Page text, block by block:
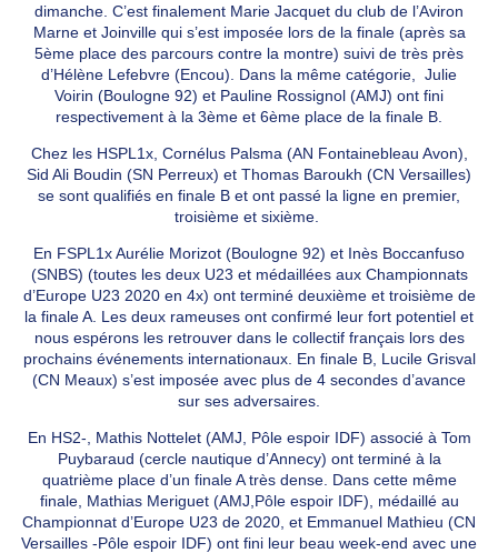
dimanche. C’est finalement Marie Jacquet du club de l’Aviron
Marne et Joinville qui s’est imposée lors de la finale (après sa
5ème place des parcours contre la montre) suivi de très près
d’Hélène Lefebvre (Encou). Dans la même catégorie, Julie
Voirin (Boulogne 92) et Pauline Rossignol (AMJ) ont fini
respectivement à la 3ème et 6ème place de la finale B.
Chez les HSPL1x, Cornélus Palsma (AN Fontainebleau Avon),
Sid Ali Boudin (SN Perreux) et Thomas Baroukh (CN Versailles)
se sont qualifiés en finale B et ont passé la ligne en premier,
troisième et sixième.
En FSPL1x Aurélie Morizot (Boulogne 92) et Inès Boccanfuso
(SNBS) (toutes les deux U23 et médaillées aux Championnats
d’Europe U23 2020 en 4x) ont terminé deuxième et troisième de
la finale A. Les deux rameuses ont confirmé leur fort potentiel et
nous espérons les retrouver dans le collectif français lors des
prochains événements internationaux. En finale B, Lucile Grisval
(CN Meaux) s’est imposée avec plus de 4 secondes d’avance
sur ses adversaires.
En HS2-, Mathis Nottelet (AMJ, Pôle espoir IDF) associé à Tom
Puybaraud (cercle nautique d’Annecy) ont terminé à la
quatrième place d’un finale A très dense. Dans cette même
finale, Mathias Meriguet (AMJ,Pôle espoir IDF), médaillé au
Championnat d’Europe U23 de 2020, et Emmanuel Mathieu (CN
Versailles -Pôle espoir IDF) ont fini leur beau week-end avec une